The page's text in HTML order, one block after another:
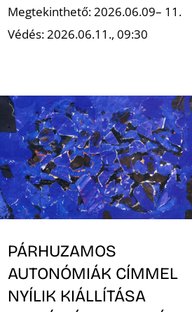
Megtekinthető: 2026.06.09– 11.
Védés: 2026.06.11., 09:30
PÁRHUZAMOS
AUTONÓMIÁK CÍMMEL
NYÍLIK KIÁLLÍTÁSA